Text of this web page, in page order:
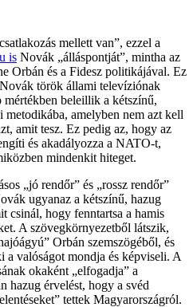
mellett van”, ezzel a
is Novák „álláspontját”, mintha az
Orbán és a Fidesz politikájával. Ez
török állami televíziónak
mértékben beleillik a kétszínű,
amelyben nem azt kell
amit tesz. Ez pedig az, hogy az
és akadályozza a NATO-t,
mindenkit hiteget.
„jó rendőr” és „rossz rendőr”
ugyanaz a kétszínű, hazug
csinál, hogy fenntartsa a hamis
A szövegkörnyezetből látszik,
Orbán szemszögéből, és
a valóságot mondja és képviseli. A
okaként „elfogadja” a
hazug érvelést, hogy a svéd
tettek Magyarországról.